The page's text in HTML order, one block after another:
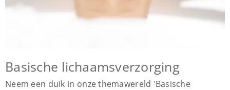
Basische lichaamsverzorging
Neem een duik in onze themawereld 'Basische